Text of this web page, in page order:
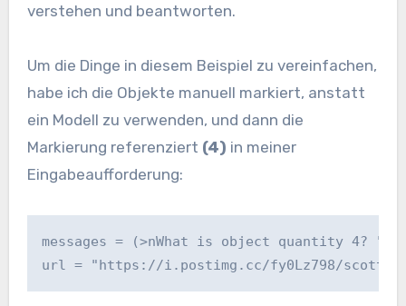
verstehen und beantworten.
Um die Dinge in diesem Beispiel zu vereinfachen,
habe ich die Objekte manuell markiert, anstatt
ein Modell zu verwenden, und dann die
Markierung referenziert (4) in meiner
Eingabeaufforderung:
messages = (>nWhat is object quantity 4? ")
url = "https://i.postimg.cc/fy0Lz798/scott-